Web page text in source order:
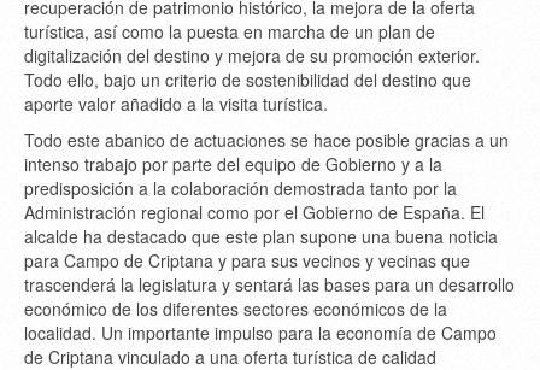
recuperación de patrimonio histórico, la mejora de la oferta
turística, así como la puesta en marcha de un plan de
digitalización del destino y mejora de su promoción exterior.
Todo ello, bajo un criterio de sostenibilidad del destino que
aporte valor añadido a la visita turística.
Todo este abanico de actuaciones se hace posible gracias a un
intenso trabajo por parte del equipo de Gobierno y a la
predisposición a la colaboración demostrada tanto por la
Administración regional como por el Gobierno de España. El
alcalde ha destacado que este plan supone una buena noticia
para Campo de Criptana y para sus vecinos y vecinas que
trascenderá la legislatura y sentará las bases para un desarrollo
económico de los diferentes sectores económicos de la
localidad. Un importante impulso para la economía de Campo
de Criptana vinculado a una oferta turística de calidad